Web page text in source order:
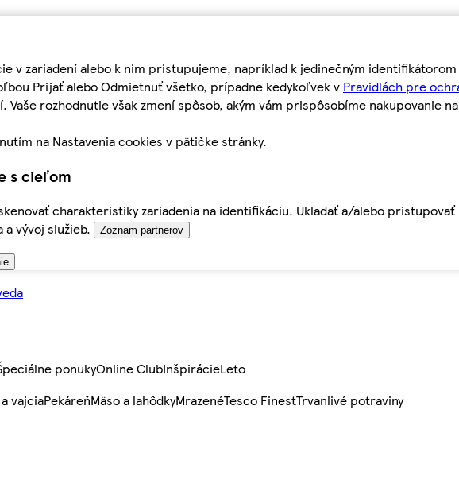
v zariadení alebo k nim pristupujeme, napríklad k jedinečným
Prijať alebo Odmietnuť všetko, prípadne kedykoľvek v Pravidlách pre
rozhodnutie však zmení spôsob, akým vám prispôsobíme nakupovanie
na Nastavenia cookies v pätičke stránky.
s cieľom
charakteristiky zariadenia na identifikáciu. Ukladať a/alebo
vývoj služieb.
Zoznam partnerov
ponukyOnline ClubInšpirácieLeto
vajciaPekáreňMäso a lahôdkyMrazenéTesco FinestTrvanlivé potraviny